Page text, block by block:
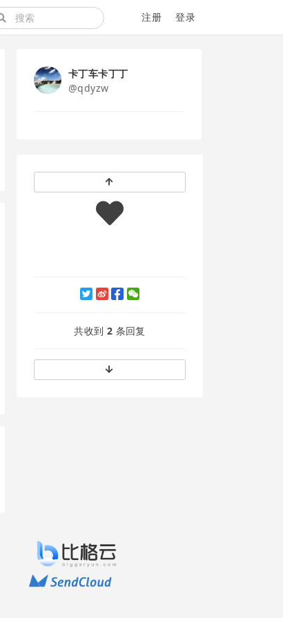
注册 登录
卡丁车卡丁丁
@qdyzw
共收到 2 条回复